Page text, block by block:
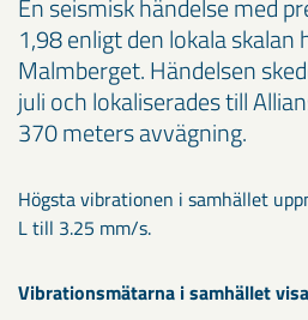
En seismisk händelse med
1,98 enligt den lokala
Malmberget. Händelsen
juli och lokaliserades till
370 meters avvägning.
Högsta vibrationen i samhället
L till 3.25 mm/s.
Vibrationsmätarna i samhället